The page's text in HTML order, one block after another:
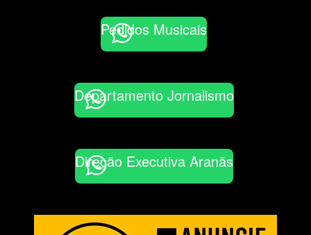
Pedidos Musicais
Departamento Jornalismo
Direção Executiva Aranãs